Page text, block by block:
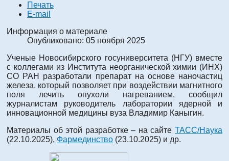
Печать
E-mail
Информация о материале
Опубликовано: 05 ноября 2025
Ученые Новосибирского госуниверситета (НГУ) вместе
с коллегами из Института неорганической химии (ИНХ)
СО РАН разработали препарат на основе наночастиц
железа, который позволяет при воздействии магнитного
поля лечить опухоли нагреванием, сообщил
журналистам руководитель лаборатории ядерной и
инновационной медицины вуза Владимир Каныгин.
Материалы об этой разработке – на сайте ТАСС/Наука
(22.10.2025), Фармединство (23.10.2025) и др.